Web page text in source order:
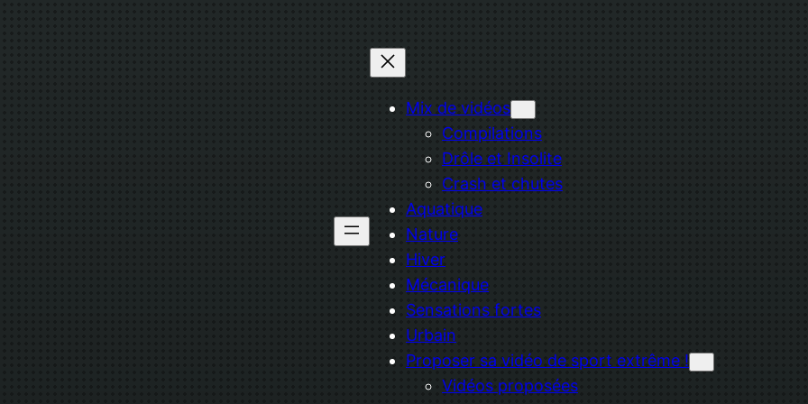
Mix de vidéos
Compilations
Drôle et Insolite
Crash et chutes
Aquatique
Nature
Hiver
Mécanique
Sensations fortes
Urbain
Proposer sa vidéo de sport extrême !
Vidéos proposées